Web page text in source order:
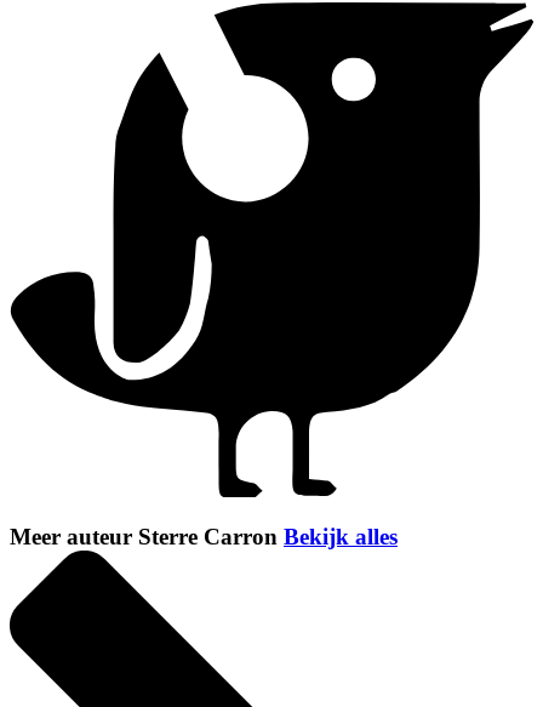
Meer auteur Sterre Carron Bekijk alles